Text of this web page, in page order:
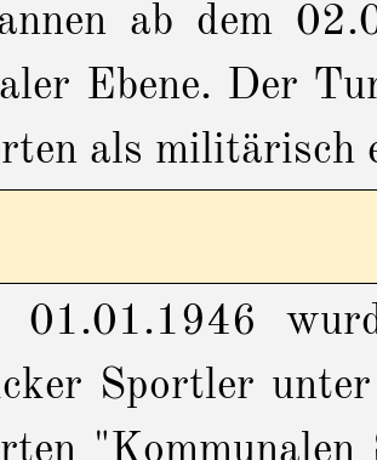
ab dem
Ebene. Der
als militärisch
01.01.1946
Sportler